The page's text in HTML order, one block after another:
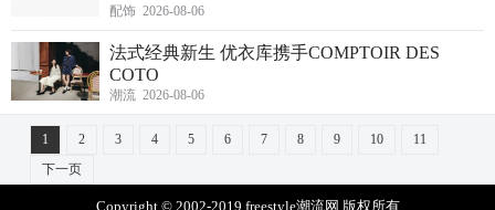
配饰 2026-08-06
法式经典新生 优衣库携手COMPTOIR DES
COTO
潮流 2026-08-06
1 2 3 4 5 6 7 8 9 10
11
下一页
Copyright © 2002-2019 freestyle潮流网 版权所有